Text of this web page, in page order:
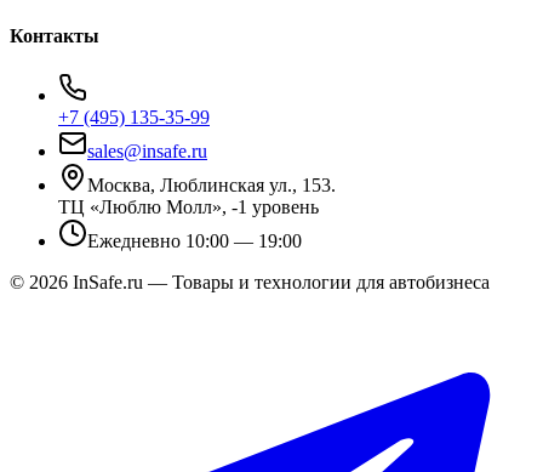
Контакты
+7 (495) 135-35-99
sales@insafe.ru
Москва, Люблинская ул., 153.
ТЦ «Люблю Молл», -1 уровень
Ежедневно 10:00 — 19:00
© 2026 InSafe.ru — Товары и технологии для автобизнеса